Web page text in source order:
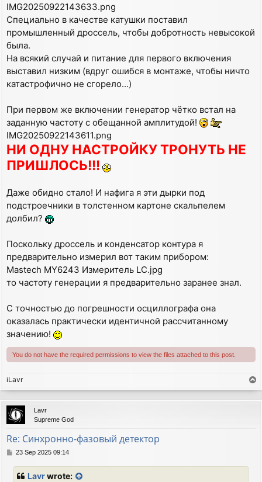
IMG20250922143633.png
Специально в качестве катушки поставил
промышленный дроссель, чтобы добротность невысокой
была.
На всякий случай и питание для первого включения
выставил низким (вдруг ошибся в монтаже, чтобы ничто
катастрофично не сгорело...)
При первом же включении генератор чётко встал на
заданную частоту с обещанной амплитудой!
IMG20250922143611.png
НИ ОДНУ НАСТРОЙКУ ТРОНУТЬ НЕ
ПРИШЛОСЬ!!!
Даже обидно стало! И нафига я эти дырки под
подстроечники в толстенном картоне скальпелем
долбил?
Поскольку дроссель и конденсатор контура я
предварительно измерил вот таким прибором:
Mastech MY6243 Измеритель LC.jpg
то частоту генерации я предварительно заранее знал.
С точностью до погрешности осциллографа она
оказалась практически идентичной рассчитанному
значению!
You do not have the required permissions to view the files attached to this post.
iLavr
o
p
Lavr
Supreme God
Re: Синхронно-фазовый детектор
P23 Sep 2025 09:14
Lavrwrote: